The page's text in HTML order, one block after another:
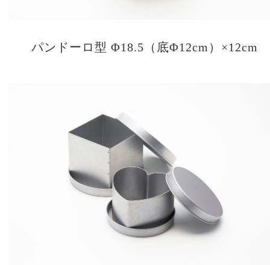
パンドーロ型 Φ18.5（底Φ12cm）×12cm